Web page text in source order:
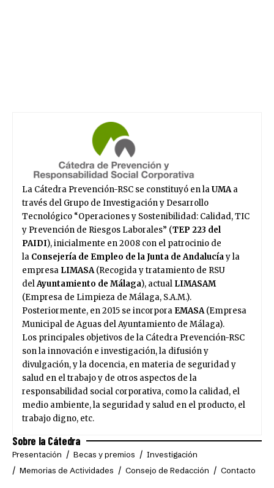
La Cátedra Prevención-RSC se constituyó en laUMAa
través del Grupo de Investigación y Desarrollo
Tecnológico “Operaciones y Sostenibilidad: Calidad, TIC
y Prevención de Riesgos Laborales” (TEP 223 del
PAIDI), inicialmente en 2008 con el patrocinio de
la Consejería de Empleo de la Junta de Andalucíay la
empresa LIMASA(Recogida y tratamiento de RSU
delAyuntamiento de Málaga), actual LIMASAM
(Empresa de Limpieza de Málaga, S.A.M.).
Posteriormente, en 2015 se incorpora EMASA(Empresa
Municipal de Aguas del Ayuntamiento de Málaga).
Los principales objetivos de la Cátedra Prevención-RSC
son la innovación e investigación, la difusión y
divulgación, y la docencia, en materia de seguridad y
salud en el trabajo y de otros aspectos de la
responsabilidad social corporativa, como la calidad, el
medio ambiente, la seguridad y salud en el producto, el
trabajo digno, etc.
Sobre la Cátedra
Presentación Becas y premios
Investigación
Memorias de Actividades
Consejo de Redacción Contacto